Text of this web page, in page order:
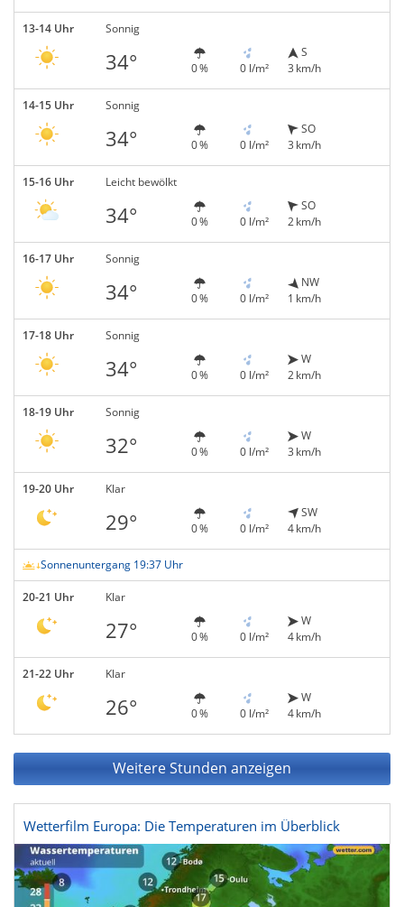
13-14 Uhr Sonnig
34° 0 % 0 l/m²
S
3 km/h
14-15 Uhr Sonnig
34° 0 % 0 l/m²
SO
3 km/h
15-16 Uhr Leicht bewölkt
34° 0 % 0 l/m²
SO
2 km/h
16-17 Uhr Sonnig
34° 0 % 0 l/m²
NW
1 km/h
17-18 Uhr Sonnig
34° 0 % 0 l/m²
W
2 km/h
18-19 Uhr Sonnig
32° 0 % 0 l/m²
W
3 km/h
19-20 Uhr Klar
29° 0 % 0 l/m²
SW
4 km/h
Sonnenuntergang 19:37 Uhr
20-21 Uhr Klar
27° 0 % 0 l/m²
W
4 km/h
21-22 Uhr Klar
26° 0 % 0 l/m²
W
4 km/h
Weitere Stunden anzeigen
Wetterfilm Europa: Die Temperaturen im Überblick